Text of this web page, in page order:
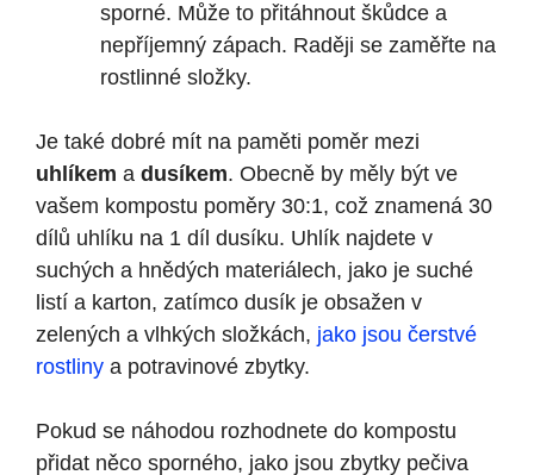
sporné. Může to přitáhnout škůdce a
nepříjemný zápach. Raději se zaměřte na
rostlinné složky.
Je také dobré mít na paměti poměr mezi
uhlíkem a dusíkem. Obecně by měly být ve
vašem kompostu poměry 30:1, což znamená 30
dílů uhlíku na 1 díl dusíku. Uhlík najdete v
suchých a hnědých materiálech, jako je suché
listí a karton, zatímco dusík je obsažen v
zelených a vlhkých složkách, jako jsou čerstvé
rostliny a potravinové zbytky.
Pokud se náhodou rozhodnete do kompostu
přidat něco sporného, jako jsou zbytky pečiva